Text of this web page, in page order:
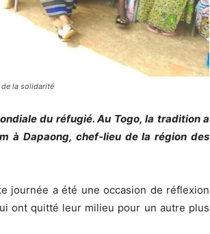
de la solidarité
du réfugié. Au Togo, la tradition a
à Dapaong, chef-lieu de la région des
journée a été une occasion de réflexion
ont quitté leur milieu pour un autre plus